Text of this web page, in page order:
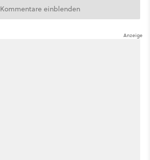
Kommentare einblenden